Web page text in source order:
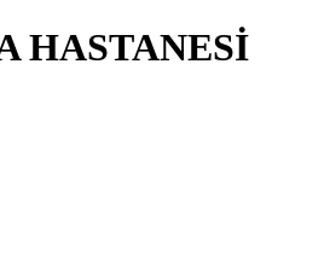
HASTANESİ